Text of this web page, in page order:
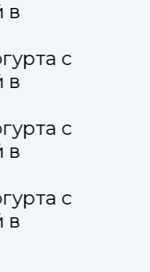
в
с
в
с
в
с
в